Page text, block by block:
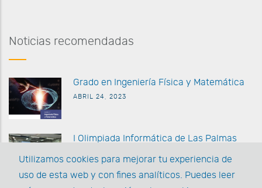
Noticias recomendadas
Grado en Ingeniería Física y Matemática
ABRIL 24, 2023
I Olimpiada Informática de Las Palmas
Utilizamos cookies para mejorar tu experiencia de
uso de esta web y con fines analíticos. Puedes leer